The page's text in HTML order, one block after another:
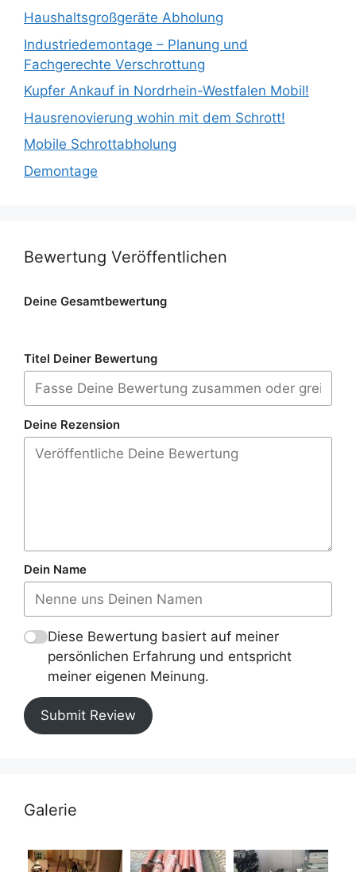
Haushaltsgroßgeräte Abholung
Industriedemontage – Planung und
Fachgerechte Verschrottung
Kupfer Ankauf in Nordrhein-Westfalen Mobil!
Hausrenovierung wohin mit dem Schrott!
Mobile Schrottabholung
Demontage
Bewertung Veröffentlichen
Deine Gesamtbewertung
Titel Deiner Bewertung
Deine Rezension
Dein Name
Diese Bewertung basiert auf meiner
persönlichen Erfahrung und entspricht
meiner eigenen Meinung.
Submit Review
Galerie